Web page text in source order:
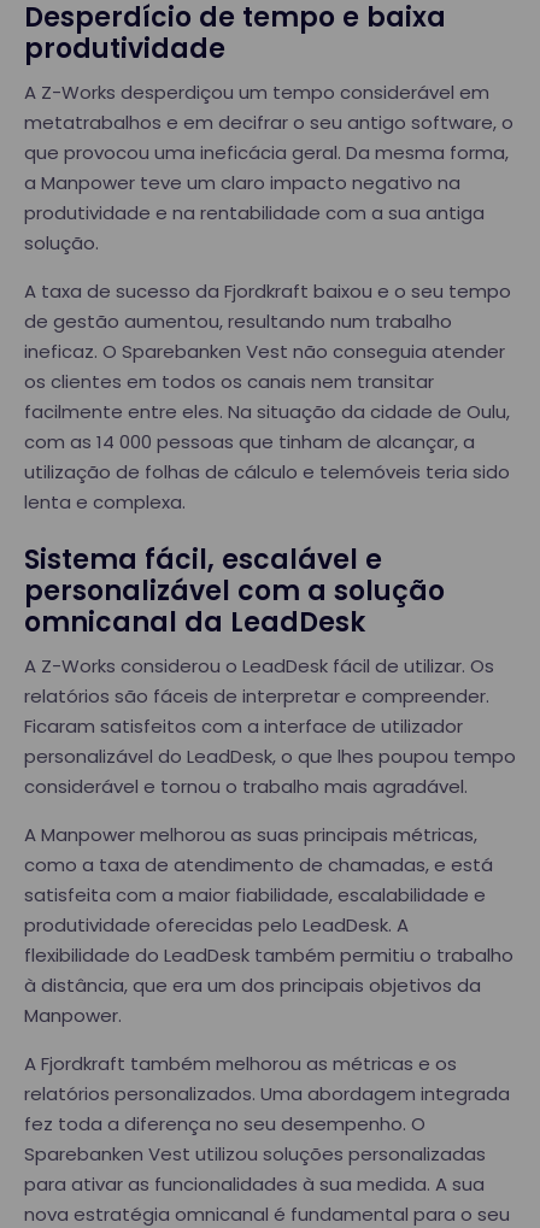
Desperdício de tempo e baixa
produtividade
A Z-Works desperdiçou um tempo considerável em
metatrabalhos e em decifrar o seu antigo software, o
que provocou uma ineficácia geral. Da mesma forma,
a Manpower teve um claro impacto negativo na
produtividade e na rentabilidade com a sua antiga
solução.
A taxa de sucesso da Fjordkraft baixou e o seu tempo
de gestão aumentou, resultando num trabalho
ineficaz. O Sparebanken Vest não conseguia atender
os clientes em todos os canais nem transitar
facilmente entre eles. Na situação da cidade de Oulu,
com as 14 000 pessoas que tinham de alcançar, a
utilização de folhas de cálculo e telemóveis teria sido
lenta e complexa.
Sistema fácil, escalável e
personalizável com a solução
omnicanal da LeadDesk
A Z-Works considerou o LeadDesk fácil de utilizar. Os
relatórios são fáceis de interpretar e compreender.
Ficaram satisfeitos com a interface de utilizador
personalizável do LeadDesk, o que lhes poupou tempo
considerável e tornou o trabalho mais agradável.
A Manpower melhorou as suas principais métricas,
como a taxa de atendimento de chamadas, e está
satisfeita com a maior fiabilidade, escalabilidade e
produtividade oferecidas pelo LeadDesk. A
flexibilidade do LeadDesk também permitiu o trabalho
à distância, que era um dos principais objetivos da
Manpower.
A Fjordkraft também melhorou as métricas e os
relatórios personalizados. Uma abordagem integrada
fez toda a diferença no seu desempenho. O
Sparebanken Vest utilizou soluções personalizadas
para ativar as funcionalidades à sua medida. A sua
nova estratégia omnicanal é fundamental para o seu